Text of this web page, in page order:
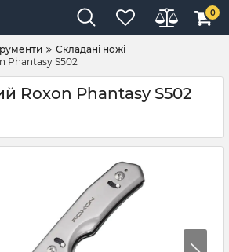
0
Складані ножі
Phantasy S502
Roxon Phantasy S502